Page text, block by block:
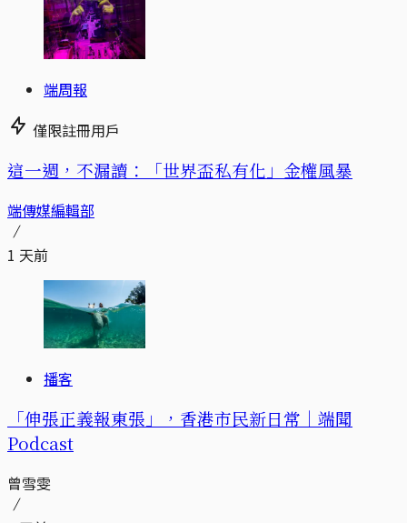
端周報
僅限註冊用戶
這一週，不漏讀：「世界盃私有化」金權風暴
端傳媒編輯部
1 天前
播客
「伸張正義報東張」，香港市民新日常｜端聞
Podcast
曾雪雯